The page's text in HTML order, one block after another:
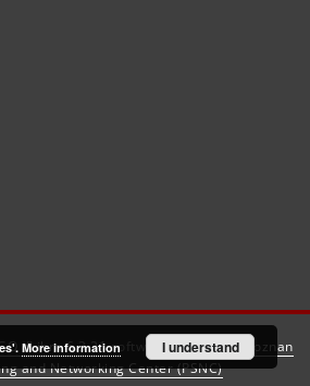
dLibra 6.3.21software created by
Poznan
and Networking Center (PSNC)
More information I understand